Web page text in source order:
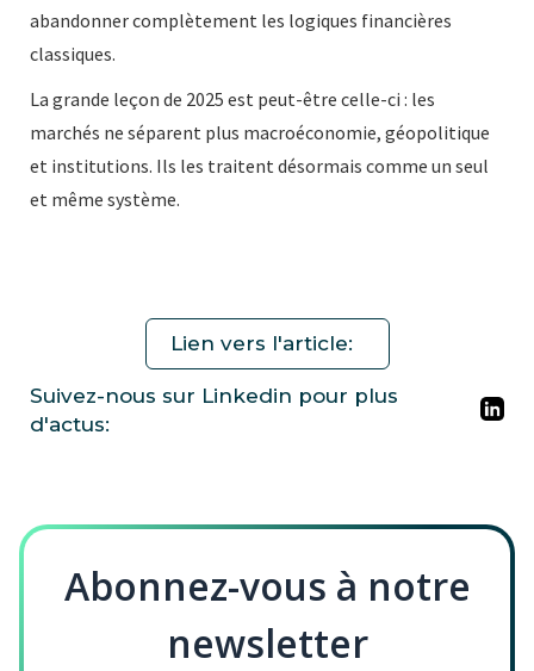
abandonner complètement les logiques financières
classiques.
La grande leçon de 2025 est peut-être celle-ci : les
marchés ne séparent plus macroéconomie, géopolitique
et institutions. Ils les traitent désormais comme un seul
et même système.
Lien vers l'article:
Suivez-nous sur Linkedin pour plus
d'actus:
Abonnez-vous à notre
newsletter